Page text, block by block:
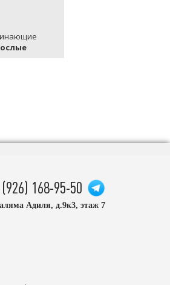
168-95-50
Адиля, д.9к3, этаж 7